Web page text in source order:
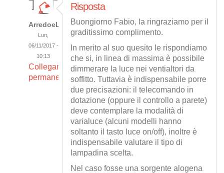
ArredoeLuce
Lun,
06/11/2017 -
10:13
Collegamento
permanente
Risposta
Buongiorno Fabio, la ringraziamo per il
graditissimo complimento.
In merito al suo quesito le rispondiamo
che si, in linea di massima è possibile
dimmerare la luce nei ventialtori da
soffitto. Tuttavia è indispensabile porre
due precisazioni: il telecomando in
dotazione (oppure il controllo a parete)
deve contemplare la modalità di
varialuce (alcuni modelli hanno
soltanto il tasto luce on/off), inoltre è
indispensabile valutare il tipo di
lampadina scelta.
Nel caso fosse una sorgente alogena